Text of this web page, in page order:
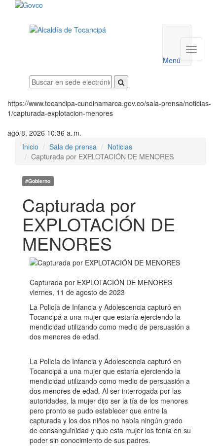
utilidades
Menú
Menú
https://www.tocancipa-cundinamarca.gov.co/sala-prensa/noticias-
1/capturada-explotacion-menores
ago 8, 2026 10:36 a. m.
Inicio
Sala de prensa
Noticias
Capturada por EXPLOTACIÓN DE MENORES
#Gobierno
Capturada por
EXPLOTACIÓN DE
MENORES
Capturada por EXPLOTACIÓN DE MENORES
viernes, 11 de agosto de 2023
La Policía de Infancia y Adolescencia capturó en
Tocancipá a una mujer que estaría ejerciendo la
mendicidad utilizando como medio de persuasión a
dos menores de edad.
La Policía de Infancia y Adolescencia capturó en
Tocancipá a una mujer que estaría ejerciendo la
mendicidad utilizando como medio de persuasión a
dos menores de edad. Al ser interrogada por las
autoridades, la mujer dijo ser la tía de los menores
pero pronto se pudo establecer que entre la
capturada y los dos niños no había ningún grado
de consanguinidad y que esta mujer los tenía en su
poder sin conocimiento de sus padres.